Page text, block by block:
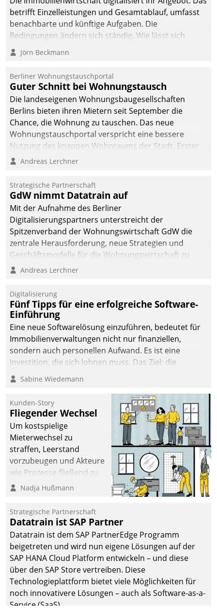
betrifft Einzelleistungen und Gesamtablauf, umfasst
benachbarte und künftige Aufgaben. Die
Bedingungen ändern sich ständig. Wie lässt sich
technisch die Kontrolle wahren und zugleich Freiraum
fürs Wachsen öffnen?
Jörn Beckmann
Berliner Wohnungstauschportal
Guter Schnitt bei Wohnungstausch
Die landeseigenen Wohnungsbaugesellschaften
Berlins bieten ihren Mietern seit September die
Chance, die Wohnung zu tauschen. Das neue
Wohnungstauschportal verspricht eine bessere
Nutzung des knappen Wohnraums der Stadt. Erster
Anwendungsfall für Datatrains Lösung API-Hub mit
Unternehmen.
Andreas Lerchner
Strategische Partnerschaft
GdW nimmt Datatrain auf
Mit der Aufnahme des Berliner
Digitalisierungspartners unterstreicht der
Spitzenverband der Wohnungswirtschaft GdW die
zentrale Herausforderung, neue Strategien und
Geschäftsmodelle für die Wohnungswirtschaft zu
entwickeln.
Andreas Lerchner
Digitalisierung
Fünf Tipps für eine erfolgreiche Software-
Einführung
Eine neue Softwarelösung einzuführen, bedeutet für
Immobilienverwaltungen nicht nur finanziellen,
sondern auch personellen Aufwand. Es ist eine
Investition, die sich lohnen muss. Das Ziel: die
nachhaltige Optimierung der Geschäftsabläufe. Damit
dieses Ziel erreicht wird, sollten einige Grundregeln
Sabine Wiedemann
Kunden-Story
Fliegender Wechsel
Um kostspielige
Mieterwechsel zu
straffen, Leerstand
vorzubeugen und Akteure
wie Prozesse fließend zu
vernetzen, nutzt die
Jahresbeginn eine
Überblick, Einsicht und
Eingriff bietende Lösung.
Zur Entwicklung setzte
man auf
Cloudtechnologie,
bewährte und Startup-
Partner sowie erstmals
agile Projektmethoden.
Nadja Hußmann
Strategische Partnerschaft
Datatrain ist SAP Partner
Datatrain ist dem SAP PartnerEdge Programm
beigetreten und wird nun eigene Lösungen auf der
SAP HANA Cloud Platform entwickeln – und diese
über den SAP Store vertreiben. Diese
Technologieplattform bietet viele Möglichkeiten für
noch innovativere Lösungen – auch als Software-as-a-
Service (SaaS).